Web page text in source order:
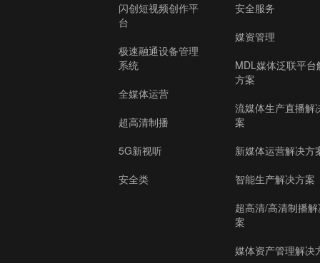
闪创短视频创作平
台
极速融通设备管理
系统
全媒体运营
超高清制播
5G新视听
安全类
安全服务
媒资管理
MDL媒体泛联平台
方案
流媒体生产直播解
案
新媒体运营解决方
智能生产解决方案
超高清/高清制播
案
媒体资产管理解决